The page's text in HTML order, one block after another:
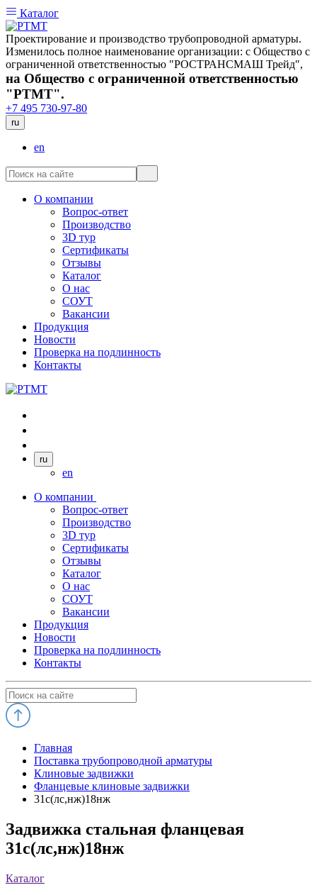
Каталог
Проектирование и производство трубопроводной арматуры.
Изменилось полное наименование организации: с Общество с
ограниченной ответственностью "РОСТРАНСМАШ Трейд",
на Общество с ограниченной ответственностью
"РТМТ".
+7 495 730-97-80
ru
en
О компании
Вопрос-ответ
Производство
3D тур
Сертификаты
Отзывы
Каталог
О нас
СОУТ
Вакансии
Продукция
Новости
Проверка на подлинность
Контакты
ru
en
О компании
Вопрос-ответ
Производство
3D тур
Сертификаты
Отзывы
Каталог
О нас
СОУТ
Вакансии
Продукция
Новости
Проверка на подлинность
Контакты
Главная
Поставка трубопроводной арматуры
Клиновые задвижки
Фланцевые клиновые задвижки
31с(лс,нж)18нж
Задвижка стальная фланцевая
31с(лс,нж)18нж
Каталог